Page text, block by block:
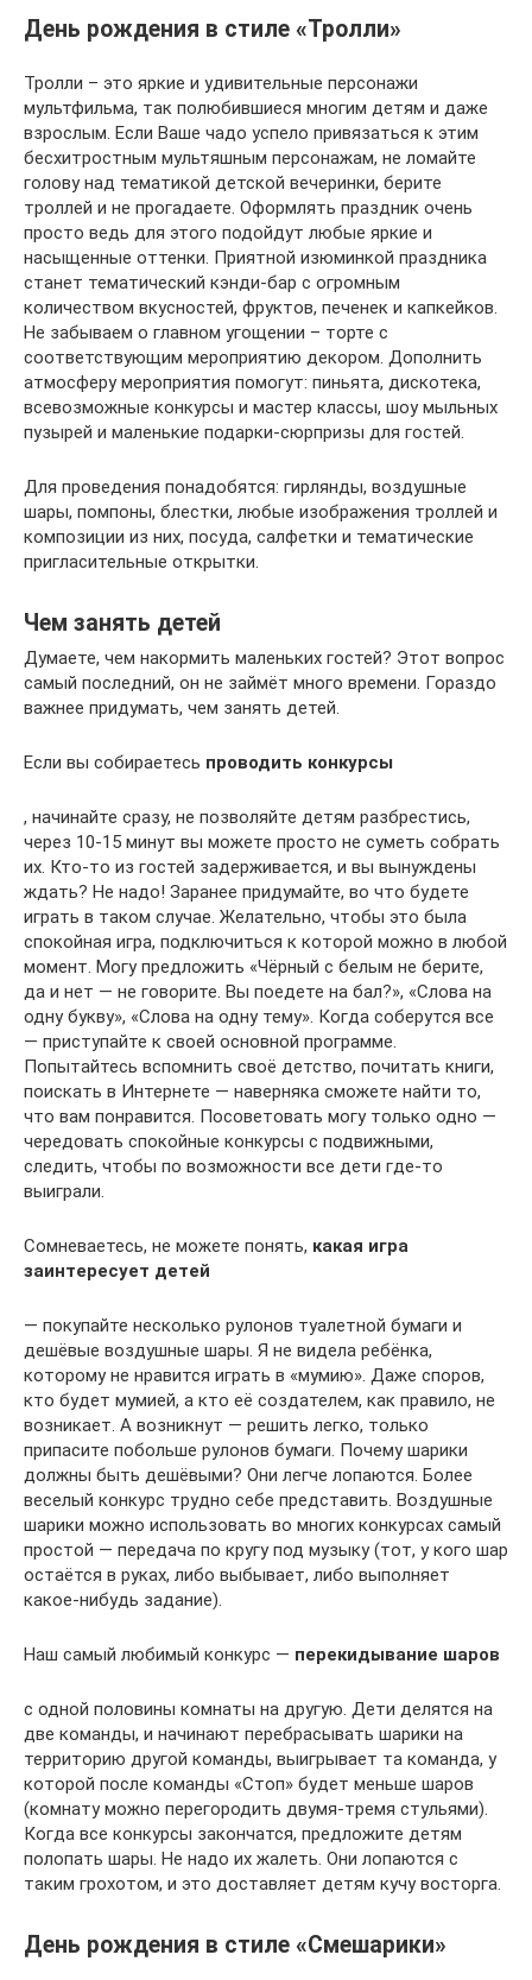
День рождения в стиле «Тролли»
Тролли – это яркие и удивительные персонажи
мультфильма, так полюбившиеся многим детям и даже
взрослым. Если Ваше чадо успело привязаться к этим
бесхитростным мультяшным персонажам, не ломайте
голову над тематикой детской вечеринки, берите
троллей и не прогадаете. Оформлять праздник очень
просто ведь для этого подойдут любые яркие и
насыщенные оттенки. Приятной изюминкой праздника
станет тематический кэнди-бар с огромным
количеством вкусностей, фруктов, печенек и капкейков.
Не забываем о главном угощении – торте с
соответствующим мероприятию декором. Дополнить
атмосферу мероприятия помогут: пиньята, дискотека,
всевозможные конкурсы и мастер классы, шоу мыльных
пузырей и маленькие подарки-сюрпризы для гостей.
Для проведения понадобятся: гирлянды, воздушные
шары, помпоны, блестки, любые изображения троллей и
композиции из них, посуда, салфетки и тематические
пригласительные открытки.
Чем занять детей
Думаете, чем накормить маленьких гостей? Этот вопрос
самый последний, он не займёт много времени. Гораздо
важнее придумать, чем занять детей.
Если вы собираетесь проводить конкурсы
, начинайте сразу, не позволяйте детям разбрестись,
через 10-15 минут вы можете просто не суметь собрать
их. Кто-то из гостей задерживается, и вы вынуждены
ждать? Не надо! Заранее придумайте, во что будете
играть в таком случае. Желательно, чтобы это была
спокойная игра, подключиться к которой можно в любой
момент. Могу предложить «Чёрный с белым не берите,
да и нет — не говорите. Вы поедете на бал?», «Слова на
одну букву», «Слова на одну тему». Когда соберутся все
— приступайте к своей основной программе.
Попытайтесь вспомнить своё детство, почитать книги,
поискать в Интернете — наверняка сможете найти то,
что вам понравится. Посоветовать могу только одно —
чередовать спокойные конкурсы с подвижными,
следить, чтобы по возможности все дети где-то
выиграли.
Сомневаетесь, не можете понять, какая игра
заинтересует детей
— покупайте несколько рулонов туалетной бумаги и
дешёвые воздушные шары. Я не видела ребёнка,
которому не нравится играть в «мумию». Даже споров,
кто будет мумией, а кто её создателем, как правило, не
возникает. А возникнут — решить легко, только
припасите побольше рулонов бумаги. Почему шарики
должны быть дешёвыми? Они легче лопаются. Более
веселый конкурс трудно себе представить. Воздушные
шарики можно использовать во многих конкурсах самый
простой — передача по кругу под музыку (тот, у кого шар
остаётся в руках, либо выбывает, либо выполняет
какое-нибудь задание).
Наш самый любимый конкурс — перекидывание шаров
с одной половины комнаты на другую. Дети делятся на
две команды, и начинают перебрасывать шарики на
территорию другой команды, выигрывает та команда, у
которой после команды «Стоп» будет меньше шаров
(комнату можно перегородить двумя-тремя стульями).
Когда все конкурсы закончатся, предложите детям
полопать шары. Не надо их жалеть. Они лопаются с
таким грохотом, и это доставляет детям кучу восторга.
День рождения в стиле «Смешарики»